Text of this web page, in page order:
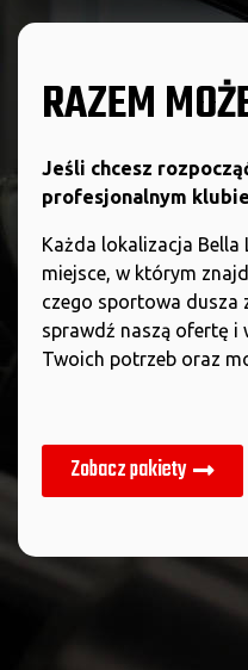
RAZEM
Jeśli chcesz
profesjonalnym
Każda lokalizacja Bella
miejsce, w którym
czego sportowa dusza
sprawdź naszą ofertę i
Twoich potrzeb oraz
Zobacz pakiety